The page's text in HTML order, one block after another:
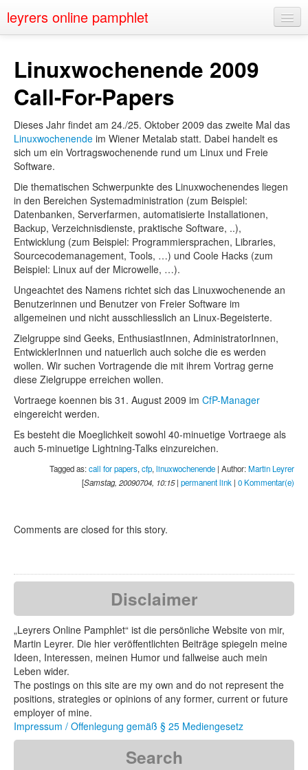
leyrers online pamphlet
About
Public Speaking
Nerd Events
Contact
Linuxwochenende 2009
Call-For-Papers
Dieses Jahr findet am 24./25. Oktober 2009 das zweite Mal das
Linuxwochenende im Wiener Metalab statt. Dabei handelt es
sich um ein Vortragswochenende rund um Linux und Freie
Software.
Die thematischen Schwerpunkte des Linuxwochenendes liegen
in den Bereichen Systemadministration (zum Beispiel:
Datenbanken, Serverfarmen, automatisierte Installationen,
Backup, Verzeichnisdienste, praktische Software, ..),
Entwicklung (zum Beispiel: Programmiersprachen, Libraries,
Sourcecodemanagement, Tools, …) und Coole Hacks (zum
Beispiel: Linux auf der Microwelle, …).
Ungeachtet des Namens richtet sich das Linuxwochenende an
Benutzerinnen und Benutzer von Freier Software im
allgemeinen und nicht ausschliesslich an Linux-Begeisterte.
Zielgruppe sind Geeks, EnthusiastInnen, AdministratorInnen,
EntwicklerInnen und natuerlich auch solche die es werden
wollen. Wir suchen Vortragende die mit ihrem Vortrag gerne
diese Zielgruppe erreichen wollen.
Vortraege koennen bis 31. August 2009 im CfP-Manager
eingereicht werden.
Es besteht die Moeglichkeit sowohl 40-minuetige Vortraege als
auch 5-minuetige Lightning-Talks einzureichen.
Tagged as:call for papers, cfp, linuxwochenende | Author:Martin Leyrer
[Samstag, 20090704, 10:15| permanent link | 0 Kommentar(e)
Comments are closed for this story.
Disclaimer
„Leyrers Online Pamphlet“ ist die persönliche Website von mir,
Martin Leyrer. Die hier veröffentlichten Beiträge spiegeln meine
Ideen, Interessen, meinen Humor und fallweise auch mein
Leben wider.
The postings on this site are my own and do not represent the
positions, strategies or opinions of any former, current or future
employer of mine.
Impressum / Offenlegung gemäß § 25 Mediengesetz
Search